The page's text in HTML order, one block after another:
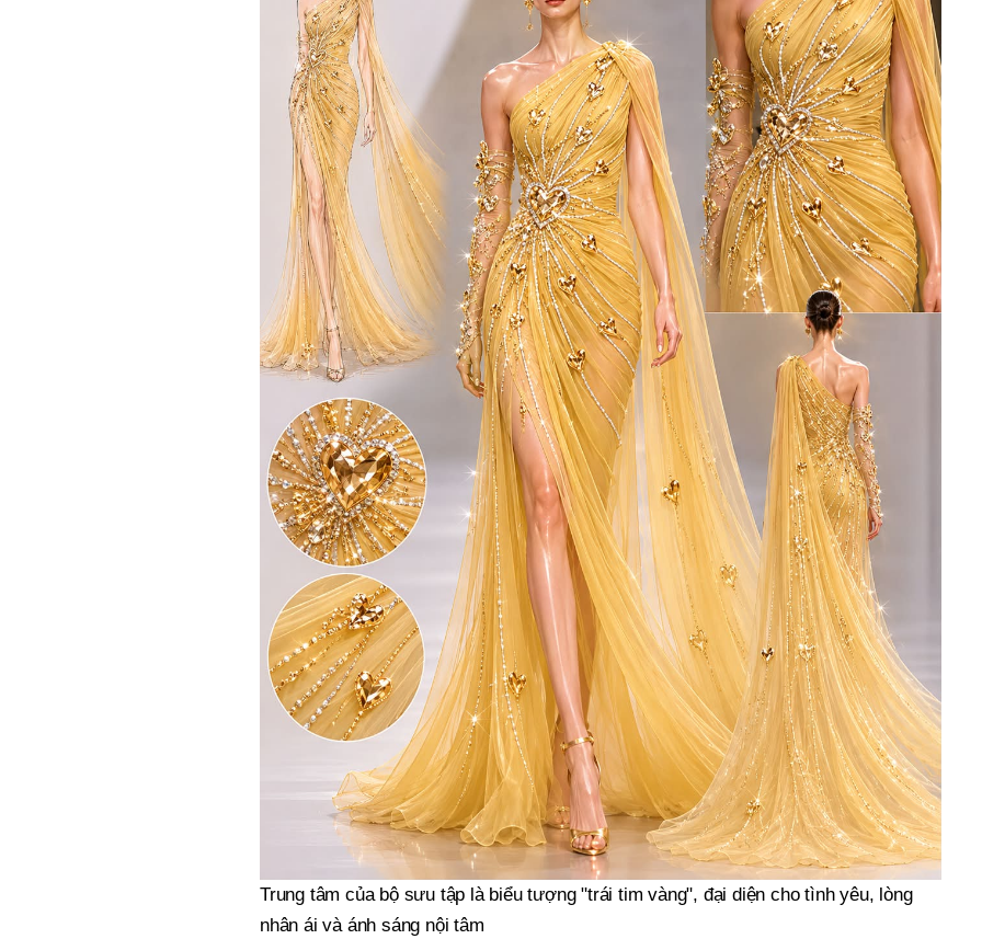
Trung tâm của bộ sưu tập là biểu tượng "trái tim vàng", đại diện cho tình yêu, lòng
nhân ái và ánh sáng nội tâm